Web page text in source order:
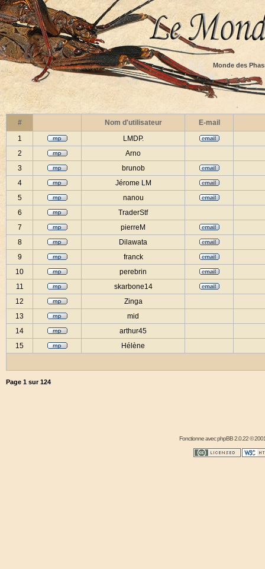
Monde des
# Nom d'utilisateur
E-mail
1
LMDP.
2
Arno
3
brunob
4
Jérome LM
5
nanou
6
TraderStf
7
pierreM
8
Dilawata
9
franck
10
perebrin
11
skarbone14
12
Zinga
13
mid
14
arthur45
15
Hélène
Page 1 sur124
Fonctionne avecphpBB2.0.22 ©